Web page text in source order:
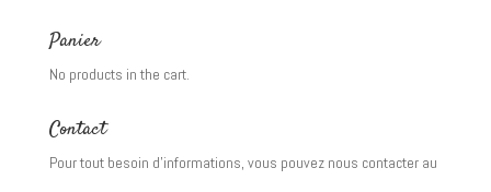
Panier
No products in the cart.
Contact
Pour tout besoin d’informations, vous pouvez nous contacter au